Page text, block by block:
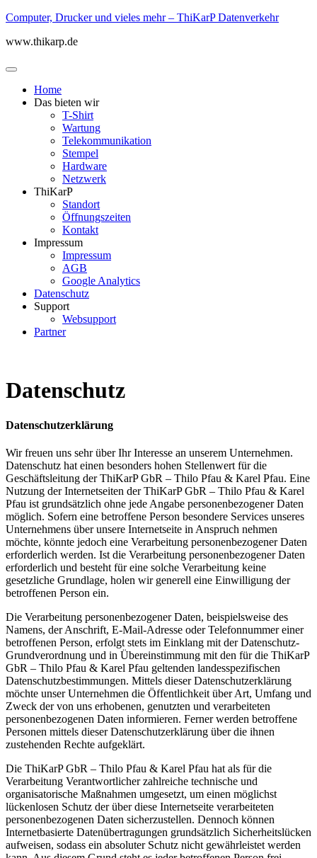
Computer, Drucker und vieles mehr – ThiKarP Datenverkehr
www.thikarp.de
Home
Das bieten wir
T-Shirt
Wartung
Telekommunikation
Stempel
Hardware
Netzwerk
ThiKarP
Standort
Öffnungszeiten
Kontakt
Impressum
Impressum
AGB
Google Analytics
Datenschutz
Support
Websupport
Partner
Datenschutz
Datenschutzerklärung
Wir freuen uns sehr über Ihr Interesse an unserem Unternehmen.
Datenschutz hat einen besonders hohen Stellenwert für die
Geschäftsleitung der ThiKarP GbR – Thilo Pfau & Karel Pfau. Eine
Nutzung der Internetseiten der ThiKarP GbR – Thilo Pfau & Karel
Pfau ist grundsätzlich ohne jede Angabe personenbezogener Daten
möglich. Sofern eine betroffene Person besondere Services unseres
Unternehmens über unsere Internetseite in Anspruch nehmen
möchte, könnte jedoch eine Verarbeitung personenbezogener Daten
erforderlich werden. Ist die Verarbeitung personenbezogener Daten
erforderlich und besteht für eine solche Verarbeitung keine
gesetzliche Grundlage, holen wir generell eine Einwilligung der
betroffenen Person ein.
Die Verarbeitung personenbezogener Daten, beispielsweise des
Namens, der Anschrift, E-Mail-Adresse oder Telefonnummer einer
betroffenen Person, erfolgt stets im Einklang mit der Datenschutz-
Grundverordnung und in Übereinstimmung mit den für die ThiKarP
GbR – Thilo Pfau & Karel Pfau geltenden landesspezifischen
Datenschutzbestimmungen. Mittels dieser Datenschutzerklärung
möchte unser Unternehmen die Öffentlichkeit über Art, Umfang und
Zweck der von uns erhobenen, genutzten und verarbeiteten
personenbezogenen Daten informieren. Ferner werden betroffene
Personen mittels dieser Datenschutzerklärung über die ihnen
zustehenden Rechte aufgeklärt.
Die ThiKarP GbR – Thilo Pfau & Karel Pfau hat als für die
Verarbeitung Verantwortlicher zahlreiche technische und
organisatorische Maßnahmen umgesetzt, um einen möglichst
lückenlosen Schutz der über diese Internetseite verarbeiteten
personenbezogenen Daten sicherzustellen. Dennoch können
Internetbasierte Datenübertragungen grundsätzlich Sicherheitslücken
aufweisen, sodass ein absoluter Schutz nicht gewährleistet werden